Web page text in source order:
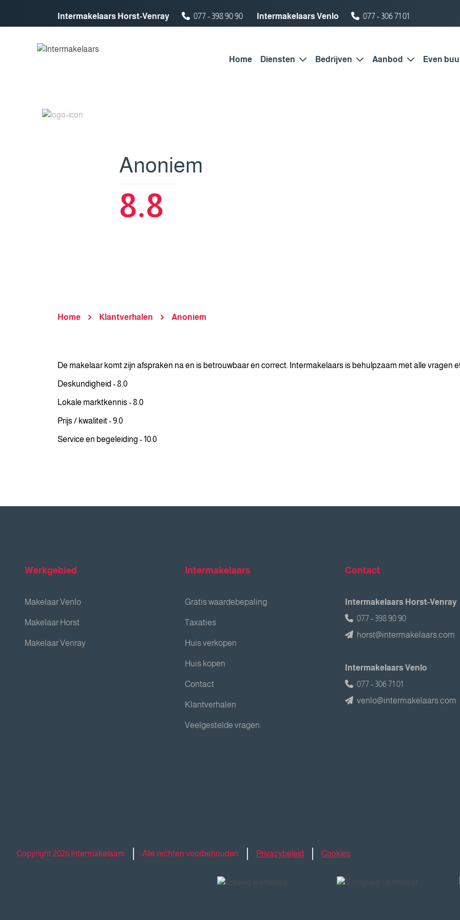
Intermakelaars Horst-Venray
077 - 398 90 90 Intermakelaars Venlo 077 - 306 71 01
Home Diensten Bedrijven Aanbod Even
Anoniem
8.8
Home Klantverhalen Anoniem
De makelaar komt zijn afspraken na en is betrouwbaar en correct. Intermakelaars is behulpzaam met alle vragen
Deskundigheid - 8.0
Lokale marktkennis - 8.0
Prijs / kwaliteit - 9.0
Service en begeleiding - 10.0
Werkgebied
Makelaar Venlo
Makelaar Horst
Makelaar Venray
Intermakelaars
Gratis waardebepaling
Taxaties
Huis verkopen
Huis kopen
Contact
Klantverhalen
Veelgestelde vragen
Contact
Intermakelaars Horst-Venray
077 - 398 90 90
horst@intermakelaars.com
Intermakelaars Venlo
077 - 306 71 01
venlo@intermakelaars.com
Copyright 2026 Intermakelaars Alle rechten voorbehouden Privacybeleid Cookies